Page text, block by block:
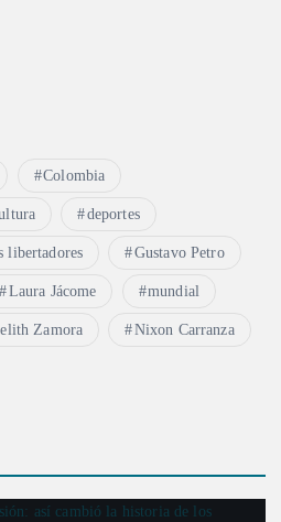
Colombia
deportes
libertadores Gustavo Petro
Laura Jácome mundial
Zamora Nixon Carranza